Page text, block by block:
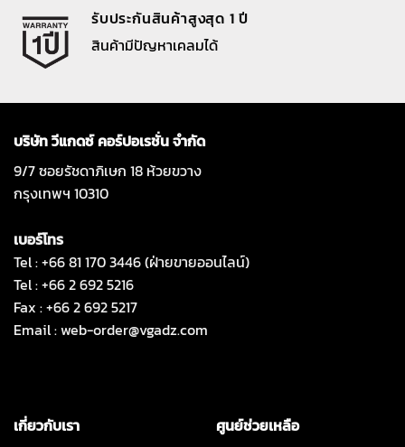
รับประกันสินค้าสูงสุด 1 ปี
สินค้ามีปัญหาเคลมได้
บริษัท วีแกดซ์ คอร์ปอเรชั่น จำกัด
9/7 ซอยรัชดาภิเษก 18 ห้วยขวาง
กรุงเทพฯ 10310
เบอร์โทร
Tel : +66 81 170 3446 (ฝ่ายขายออนไลน์)
Tel : +66 2 692 5216
Fax : +66 2 692 5217
Email :web-order@vgadz.com
เกี่ยวกับเรา
ศูนย์ช่วยเหลือ